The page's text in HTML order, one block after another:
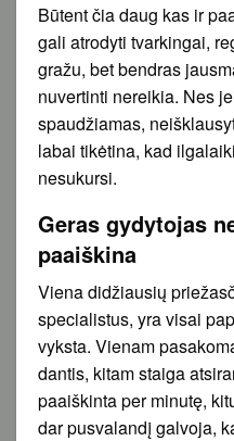
Būtent čia daug kas ir
gali atrodyti tvarkingai,
gražu, bet bendras
nuvertinti nereikia. Nes
spaudžiamas,
labai tikėtina, kad
nesukursi.
Geras gydytojas
paaiškina
Viena didžiausių
specialistus, yra visai
vyksta. Vienam
dantis, kitam staiga
paaiškinta per minutę,
dar pusvalandį galvoja,